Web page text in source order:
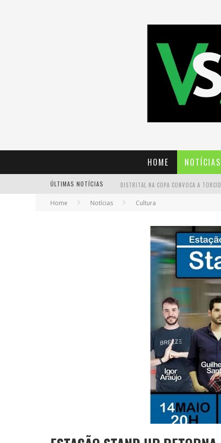
HOME NOTÍCIAS
ÚLTIMAS NOTÍCIAS
Home Notícias Cultura